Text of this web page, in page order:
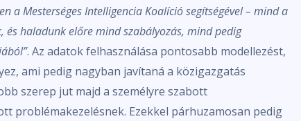
a Mesterséges Intelligencia Koalíció segítségével – mind a
haladunk előre mind szabályozás, mind pedig
. Az adatok felhasználása pontosabb modellezést,
ami pedig nagyban javítaná a közigazgatás
szerep jut majd a személyre szabott
problémakezelésnek. Ezekkel párhuzamosan pedig